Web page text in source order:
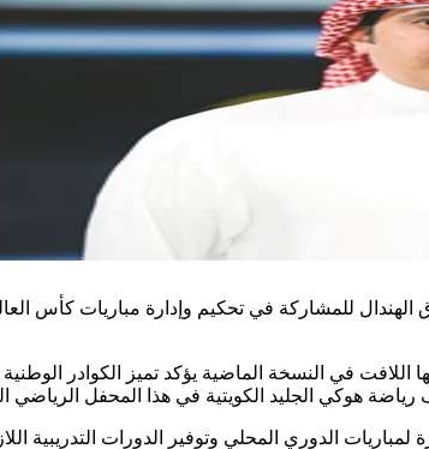
اللافت في النسخة الماضية يؤكد تميز الكوادر
هوكي الجليد الكويتية في هذا المحفل الرياضي
الدوري المحلي وتوفير الدورات التدريبية